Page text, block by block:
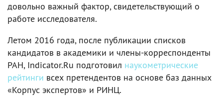
довольно важный фактор, свидетельствующий о
работе исследователя.
Летом 2016 года, после публикации списков
кандидатов в академики и члены-корреспонденты
РАН, Indicator.Ru подготовил наукометрические
рейтинги всех претендентов на основе баз данных
«Корпус экспертов» и РИНЦ.